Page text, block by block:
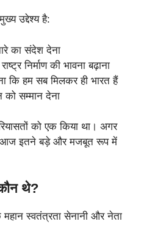
उद्देश्य है:
का संदेश देना
निर्माण की भावना बढ़ाना
कि हम सब मिलकर ही भारत हैं
को सम्मान देना
को एक किया था। अगर
आज इतने बड़े और मजबूत रूप में
थे?
स्वतंत्रता सेनानी और नेता